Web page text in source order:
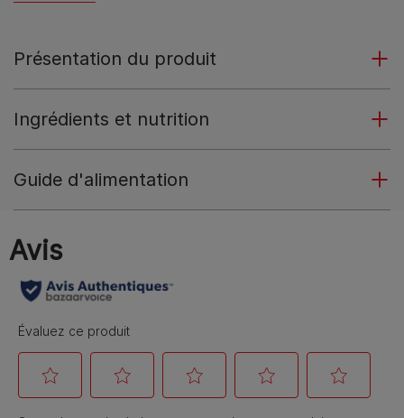
Présentation du produit
Ingrédients et nutrition
Guide d'alimentation